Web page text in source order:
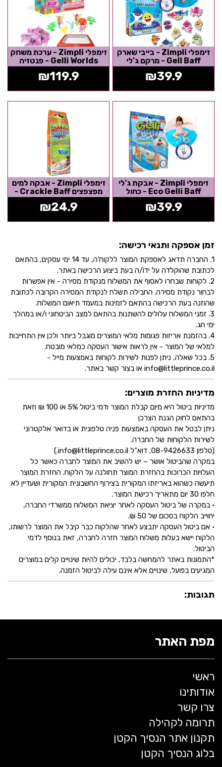
זימפלי Zimpli - בייבי שארק
Gell Baff - מרקם ג'לי
₪39.9
זימפלי Zimpli - ערכת משחק
Gelli Worlds - פנטזיה
₪119.9
זימפלי Zimpli - אבקת ג'לי
Eco Gelli Baff - כחול
₪39.9
זימפלי Zimpli - אבקה למים
מפצפצים Crackle Baff -
שלישיה
₪24.9
זמן אספקה ותנאי רכישה:
1. החברה תדאג לאספקת המוצר ללקוח'ה, עד 14 ימי עסקים, בהתאם
לכתובת שהוקלדה על ידו/ה בעת ביצוע הרכישה באתר.
2. לקוחות שבחרו לאסוף את המשלוח מנקודת מסירה - אין אפשרות
לבחור נקודת מסירה. החבילה תשלח לנקודת המסירה הקרובה לכתובת
שהוזנה בעת הרכישה בהתאם לזמינות במעמד תיאום המשלוח.
3. זמני המשלוח עלולים להשתנות בהתאם למצב הביטחוני ו/או במהלך
ימי חג.
4. בהזמנת אריזות פגומות מלאי המוצרים מוגבל ביותר ולכן אין התחייבות
למלאי של המוצר - אין לראות אישור העסקה כמלאי מובטח.
5. בכל שאלה, ניתן לפנות לשירות לקוחות באמצעות מייל -
info@littleprince.co.il או בצור קשר באתר.
מדיניות החזרת מוצרים:
מדיניות ביטול היא מיום קבלת המוצר ודמי ביטול 5% או 100 ₪ וזאת
בהתאם לחוק הגנת הצרכן
ניתן לבטל את העסקה באמצעות פניה טלפונית או בדואר אלקטרוני
לשירות הלקוחות של החברה.
(טלפון 08-9426633, דוא”ל info@littleprince.co.il.)
במקרה שהביטול אושר – יש להשיב את המוצר לחברה כאשר כל
העלויות הכרוכות בהחזרת המוצר תחולנה על הלקוח. החזרת המוצר
תיעשה כשהוא באריזתו המקורית בצירוף החשבונית המקורית ושעדיין לא
חלפו 30 יום מתאריך רכישת המוצר.
• במקרה של ביטול העסקה לאחר יציאת המשלוח ממשרדי החברה,
יחוייב הלקוח בסכום של 50 ₪.
• אם ביטול העסקה יתבצע לאחר שהלקוח כבר קיבל את המוצר לרשותו,
הלקוח יישא בעלות משלוח המוצר חזרה לחברה, זאת בנוסף לדמי
הביטול.
*התמונות באתר להמחשה בלבד, יכולים להיות שינויים קלים במוצרים
המגיעים בפועל, שינויים אלא אינם עילה לביטול הזמנה.
תגובות:
מפת האתר
ראשי
אודותינו
צרו קשר
תרומה לקהילה
תקנון אתר הנסיך הקטן
בלוג הנסיך הקטן